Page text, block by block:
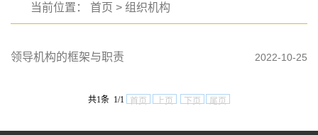
当前位置： 首页 > 组织机构
领导机构的框架与职责 2022-10-25
共1条 1/1 首页 上页 下页 尾页